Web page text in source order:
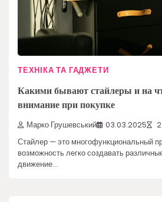
ТЕХНІКА ТА ГАДЖЕТИ
Какими бывают стайлеры и на
внимание при покупке
Марко Грушевський 03.03.2025
Стайлер — это многофункциональный
возможность легко создавать
движение…